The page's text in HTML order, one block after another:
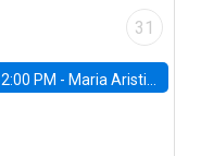
31
2:00 PM - Maria Aristizabal-Ramirez, FED Board